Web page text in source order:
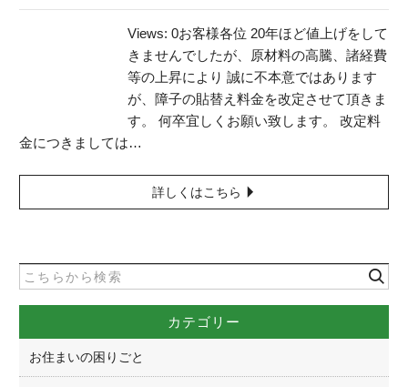
Views: 0お客様各位 20年ほど値上げをして
きませんでしたが、原材料の高騰、諸経費
等の上昇により 誠に不本意ではあります
が、障子の貼替え料金を改定させて頂きま
す。 何卒宜しくお願い致します。 改定料
金につきましては…
詳しくはこちら
カテゴリー
お住まいの困りごと